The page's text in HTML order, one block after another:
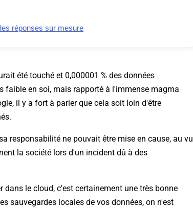
réponses sur mesure
été touché et 0,000001 % des données
faible en soi, mais rapporté à l'immense magma
il y a fort à parier que cela soit loin d'être
responsabilité ne pouvait être mise en cause, au vu
la société lors d'un incident dû à des
le cloud, c'est certainement une très bonne
sauvegardes locales de vos données, on n'est